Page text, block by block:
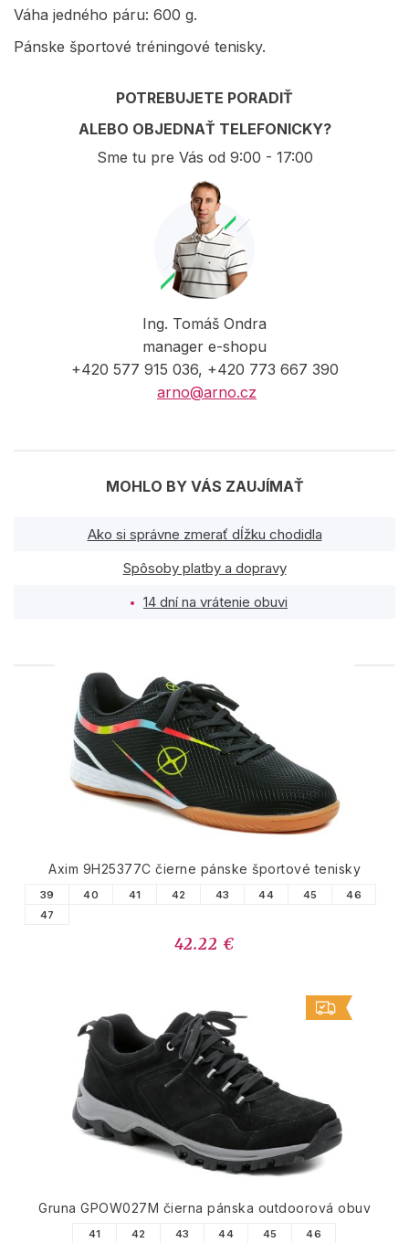
Váha jedného páru: 600 g.
Pánske športové tréningové tenisky.
POTREBUJETE PORADIŤ
ALEBO OBJEDNAŤ TELEFONICKY?
Sme tu pre Vás od 9:00 - 17:00
Ing. Tomáš Ondra
manager e-shopu
+420 577 915 036, +420 773 667 390
arno@arno.cz
MOHLO BY VÁS ZAUJÍMAŤ
Ako si správne zmerať dĺžku chodidla
Spôsoby platby a dopravy
14 dní na vrátenie obuvi
PODOBNÉ PRODUKTY
Axim 9H25377C čierne pánske športové tenisky
39 40 41 42 43 44 45
46
47
42.22 €
Gruna GPOW027M čierna pánska outdoorová obuv
41 42 43 44 45 46